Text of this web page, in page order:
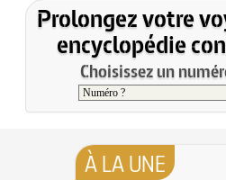
Prolongez votre
encyclopédie
Choisissez un
À LA UNE